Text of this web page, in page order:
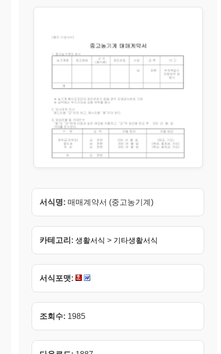
서식명: 매매계약서 (중고농기계)
카테고리: 생활서식 > 기타생활서식
서식포맷:
조회수: 1985